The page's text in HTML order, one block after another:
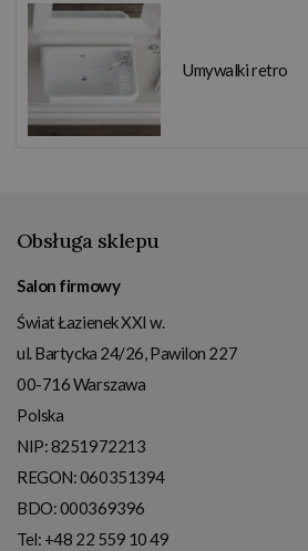
Umywalki retro
Obsługa sklepu
Salon firmowy
Świat Łazienek XXI w.
ul. Bartycka 24/26, Pawilon 227
00-716Warszawa
Polska
NIP:8251972213
REGON: 060351394
BDO: 000369396
Tel: +48 22 559 10 49